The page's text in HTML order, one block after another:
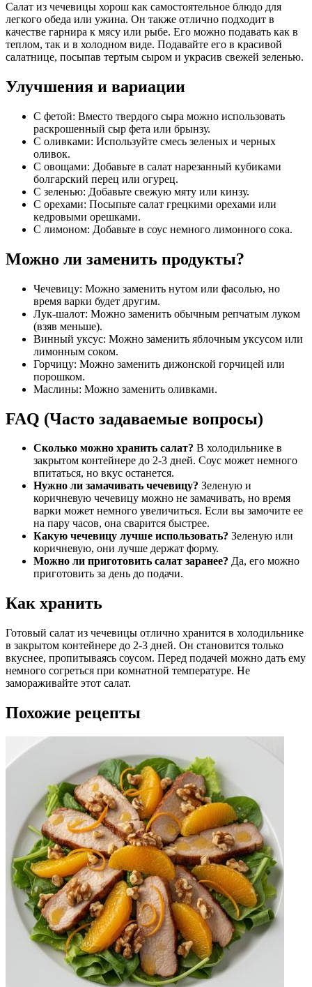
Салат из чечевицы хорош как самостоятельное блюдо для
легкого обеда или ужина. Он также отлично подходит в
качестве гарнира к мясу или рыбе. Его можно подавать как в
теплом, так и в холодном виде. Подавайте его в красивой
салатнице, посыпав тертым сыром и украсив свежей зеленью.
Улучшения и вариации
С фетой: Вместо твердого сыра можно использовать
раскрошенный сыр фета или брынзу.
С оливками: Используйте смесь зеленых и черных
оливок.
С овощами: Добавьте в салат нарезанный кубиками
болгарский перец или огурец.
С зеленью: Добавьте свежую мяту или кинзу.
С орехами: Посыпьте салат грецкими орехами или
кедровыми орешками.
С лимоном: Добавьте в соус немного лимонного сока.
Можно ли заменить продукты?
Чечевицу: Можно заменить нутом или фасолью, но
время варки будет другим.
Лук-шалот: Можно заменить обычным репчатым луком
(взяв меньше).
Винный уксус: Можно заменить яблочным уксусом или
лимонным соком.
Горчицу: Можно заменить дижонской горчицей или
порошком.
Маслины: Можно заменить оливками.
FAQ (Часто задаваемые вопросы)
Сколько можно хранить салат? В холодильнике в
закрытом контейнере до 2-3 дней. Соус может немного
впитаться, но вкус останется.
Нужно ли замачивать чечевицу? Зеленую и
коричневую чечевицу можно не замачивать, но время
варки может немного увеличиться. Если вы замочите ее
на пару часов, она сварится быстрее.
Какую чечевицу лучше использовать? Зеленую или
коричневую, они лучше держат форму.
Можно ли приготовить салат заранее? Да, его можно
приготовить за день до подачи.
Как хранить
Готовый салат из чечевицы отлично хранится в холодильнике
в закрытом контейнере до 2-3 дней. Он становится только
вкуснее, пропитываясь соусом. Перед подачей можно дать ему
немного согреться при комнатной температуре. Не
замораживайте этот салат.
Похожие рецепты